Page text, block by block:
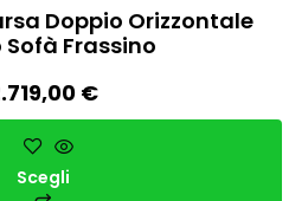
Doppio Orizzontale
Frassino
€
Scegli